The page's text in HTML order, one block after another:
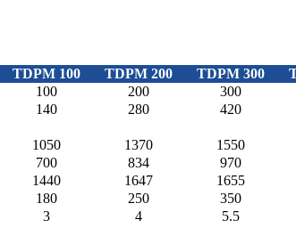
TDPM 100 TDPM 200 TDPM 300
100 200 300
140 280 420
1050 1370 1550
700 834 970
1440 1647 1655
180 250 350
3 4 5.5